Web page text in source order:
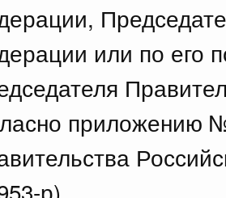
или по его
приложению
р)